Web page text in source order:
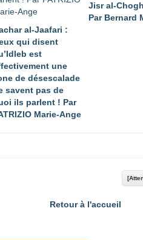
al-Jaafari :
qui disent
est
une
de désescalade
savent pas de
ils parlent ! Par
Marie-Ange
Jisr al-
Par Bernard
Retour à l'accueil